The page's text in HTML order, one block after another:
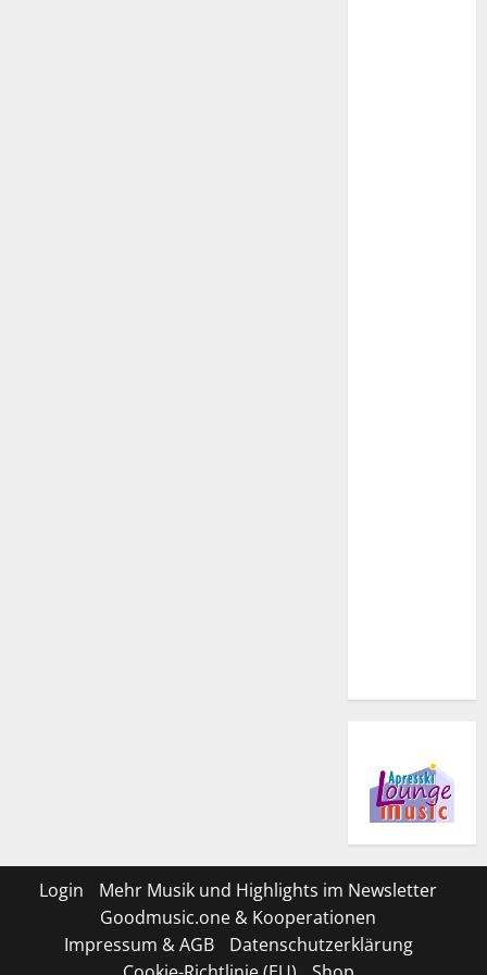
Login
Mehr Musik und Highlights im Newsletter
Goodmusic.one & Kooperationen
Impressum & AGB
Datenschutzerklärung